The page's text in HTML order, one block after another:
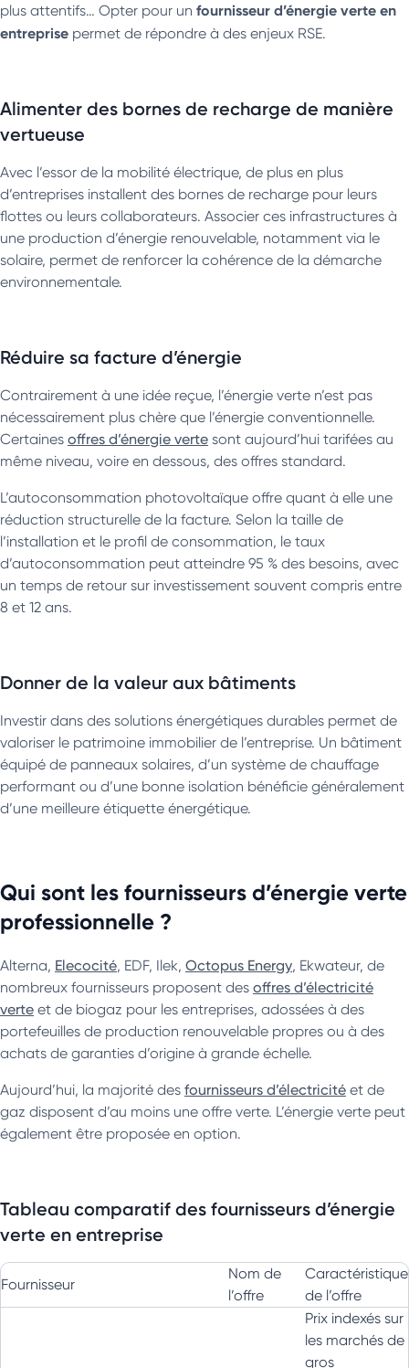
plus attentifs… Opter pour un fournisseur d’énergie verte en
entreprise permet de répondre à des enjeux RSE.
Alimenter des bornes de recharge de manière
vertueuse
Avec l’essor de la mobilité électrique, de plus en plus
d’entreprises installent des bornes de recharge pour leurs
flottes ou leurs collaborateurs. Associer ces infrastructures à
une production d’énergie renouvelable, notamment via le
solaire, permet de renforcer la cohérence de la démarche
environnementale.
Réduire sa facture d’énergie
Contrairement à une idée reçue, l’énergie verte n’est pas
nécessairement plus chère que l’énergie conventionnelle.
Certaines offres d’énergie verte sont aujourd’hui tarifées au
même niveau, voire en dessous, des offres standard.
L’autoconsommation photovoltaïque offre quant à elle une
réduction structurelle de la facture. Selon la taille de
l’installation et le profil de consommation, le taux
d’autoconsommation peut atteindre 95 % des besoins, avec
un temps de retour sur investissement souvent compris entre
8 et 12 ans.
Donner de la valeur aux bâtiments
Investir dans des solutions énergétiques durables permet de
valoriser le patrimoine immobilier de l’entreprise. Un bâtiment
équipé de panneaux solaires, d’un système de chauffage
performant ou d’une bonne isolation bénéficie généralement
d’une meilleure étiquette énergétique.
Qui sont les fournisseurs d’énergie verte
professionnelle ?
Alterna, Elecocité, EDF, Ilek, Octopus Energy, Ekwateur, de
nombreux fournisseurs proposent des offres d’électricité
verte et de biogaz pour les entreprises, adossées à des
portefeuilles de production renouvelable propres ou à des
achats de garanties d’origine à grande échelle.
Aujourd’hui, la majorité des fournisseurs d’électricité et de
gaz disposent d’au moins une offre verte. L’énergie verte peut
également être proposée en option.
Tableau comparatif des fournisseurs d’énergie
verte en entreprise
Fournisseur
Nom de
l’offre
Caractéristique
de l’offre
Prix indexés sur
les marchés de
gros